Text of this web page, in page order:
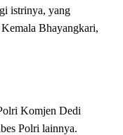
istrinya, yang
Kemala Bhayangkari,
Komjen Dedi
Polri lainnya.